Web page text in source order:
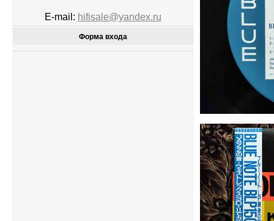
E-mail: hifisale@yandex.ru
Форма входа